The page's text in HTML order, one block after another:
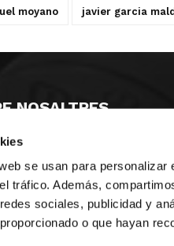
se usan para
tráfico. Además,
sociales, publicidad y
o que hayan
moyano javier garcia
NOSALTRES
MONESTIR DE POBLET 14 1ª
CIUDAD DE MATANZAS 12
fbcv@fbcv.es